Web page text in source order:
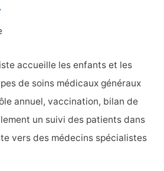
accueille les enfants et les
de soins médicaux généraux
annuel, vaccination, bilan de
un suivi des patients dans
vers des médecins spécialistes